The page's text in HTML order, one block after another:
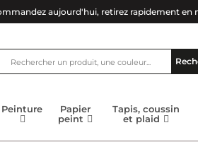
aujourd'hui, retirez rapidement en
Peinture
Papier
peint
Tapis, coussin
et plaid